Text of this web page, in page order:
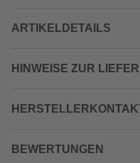
ARTIKELDETAILS
HINWEISE ZUR
BEWERTUNGEN